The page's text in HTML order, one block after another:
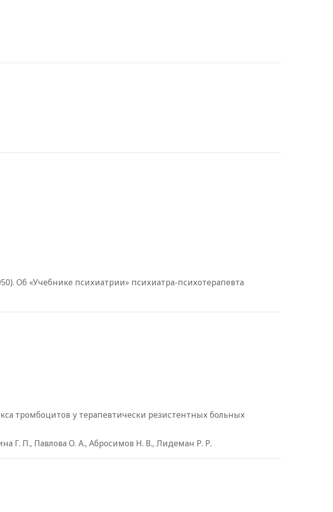
Об «Учебнике психиатрии» психиатра-психотерапевта
тромбоцитов у терапевтически резистентных больных
Г. П., Павлова О. А., Абросимов Н. В., Лидеман Р. Р.